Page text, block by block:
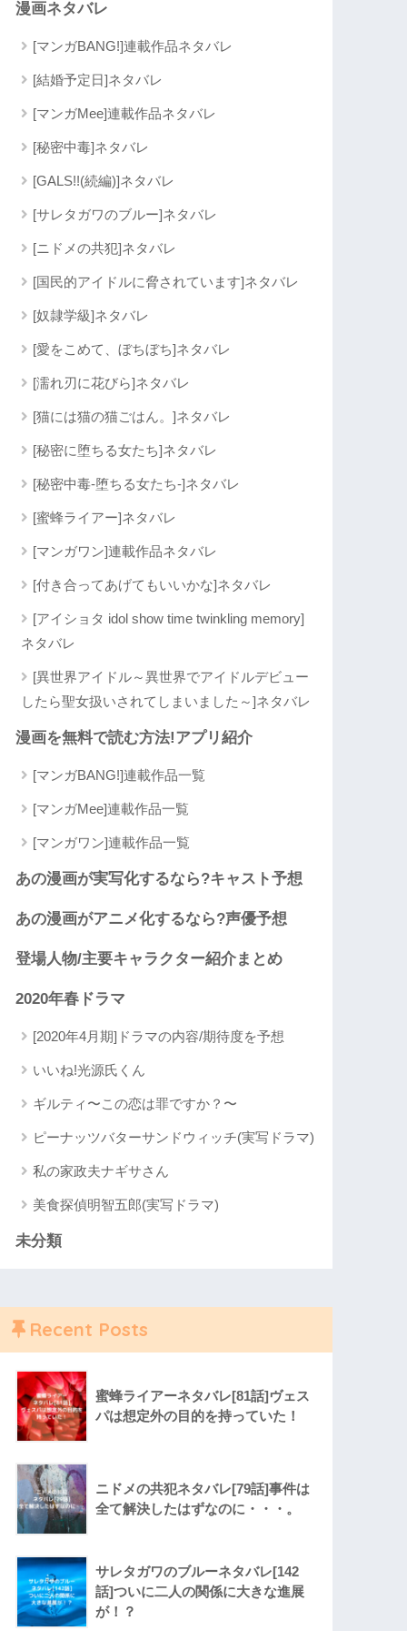
漫画ネタバレ
[マンガBANG!]連載作品ネタバレ
[結婚予定日]ネタバレ
[マンガMee]連載作品ネタバレ
[秘密中毒]ネタバレ
[GALS!!(続編)]ネタバレ
[サレタガワのブルー]ネタバレ
[ニドメの共犯]ネタバレ
[国民的アイドルに脅されています]ネタバレ
[奴隷学級]ネタバレ
[愛をこめて、ぼちぼち]ネタバレ
[濡れ刃に花びら]ネタバレ
[猫には猫の猫ごはん。]ネタバレ
[秘密に堕ちる女たち]ネタバレ
[秘密中毒-堕ちる女たち-]ネタバレ
[蜜蜂ライアー]ネタバレ
[マンガワン]連載作品ネタバレ
[付き合ってあげてもいいかな]ネタバレ
[アイショタ idol show time twinkling memory]
ネタバレ
[異世界アイドル～異世界でアイドルデビュー
したら聖女扱いされてしまいました～]ネタバレ
漫画を無料で読む方法!アプリ紹介
[マンガBANG!]連載作品一覧
[マンガMee]連載作品一覧
[マンガワン]連載作品一覧
あの漫画が実写化するなら?キャスト予想
あの漫画がアニメ化するなら?声優予想
登場人物/主要キャラクター紹介まとめ
2020年春ドラマ
[2020年4月期]ドラマの内容/期待度を予想
いいね!光源氏くん
ギルティ〜この恋は罪ですか？〜
ピーナッツバターサンドウィッチ(実写ドラマ)
私の家政夫ナギサさん
美食探偵明智五郎(実写ドラマ)
未分類
Recent Posts
蜜蜂ライアーネタバレ[81話]ヴェス
パは想定外の目的を持っていた！
ニドメの共犯ネタバレ[79話]事件は
全て解決したはずなのに・・・。
サレタガワのブルーネタバレ[142
話]ついに二人の関係に大きな進展
が！？